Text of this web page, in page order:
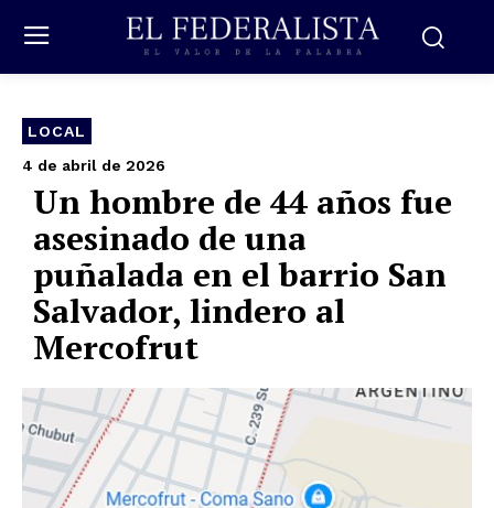
LOCAL
4 de abril de 2026
Un hombre de 44 años fue
asesinado de una
puñalada en el barrio San
Salvador, lindero al
Mercofrut